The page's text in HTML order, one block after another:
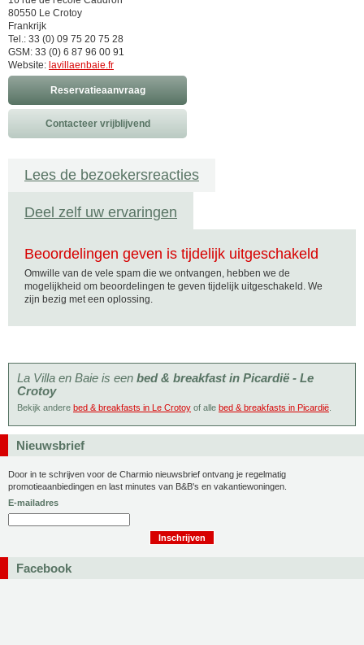
80550 Le Crotoy
Frankrijk
Tel.: 33 (0) 09 75 20 75 28
GSM: 33 (0) 6 87 96 00 91
Website: lavillaenbaie.fr
Reservatieaanvraag
Contacteer vrijblijvend
Lees de bezoekersreacties
Deel zelf uw ervaringen
Beoordelingen geven is tijdelijk uitgeschakeld
Omwille van de vele spam die we ontvangen, hebben we de
mogelijkheid om beoordelingen te geven tijdelijk uitgeschakeld. We
zijn bezig met een oplossing.
La Villa en Baie is een bed & breakfast in Picardië - Le
Crotoy
Bekijk andere bed & breakfasts in Le Crotoy of alle bed & breakfasts in Picardië
Nieuwsbrief
Door in te schrijven voor de Charmio nieuwsbrief ontvang je regelmatig
promotieaanbiedingen en last minutes van B&B's en vakantiewoningen.
E-mailadres
Facebook